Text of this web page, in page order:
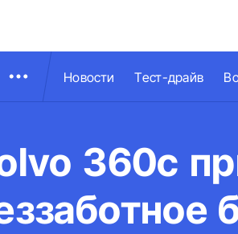
Новости Тест-драйв
360c